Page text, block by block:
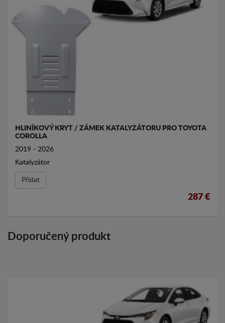
HLINÍKOVÝ KRYT / ZÁMEK KATALYZÁTORU PRO TOYOTA
COROLLA
2019 - 2026
Katalyzátor
Přídat
287 €
Doporučený produkt